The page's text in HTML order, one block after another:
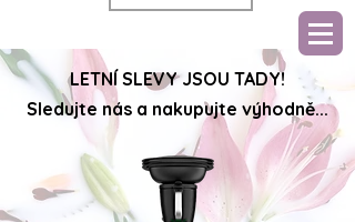
LETNÍ SLEVY JSOU TADY!
Sledujte nás a nakupujte výhodně...